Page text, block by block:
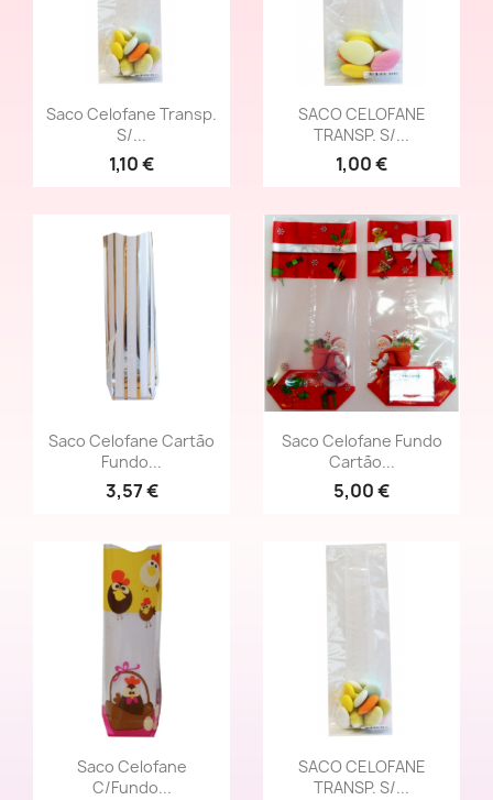
Vista rápida
Saco Celofane Transp.
S/...
1,10 €
Vista rápida
SACO CELOFANE
TRANSP. S/...
1,00 €
Vista rápida
Saco Celofane Cartão
Fundo...
3,57 €
Vista rápida
Saco Celofane Fundo
Cartão...
5,00 €
Vista rápida
Saco Celofane
C/Fundo...
Vista rápida
SACO CELOFANE
TRANSP. S/...